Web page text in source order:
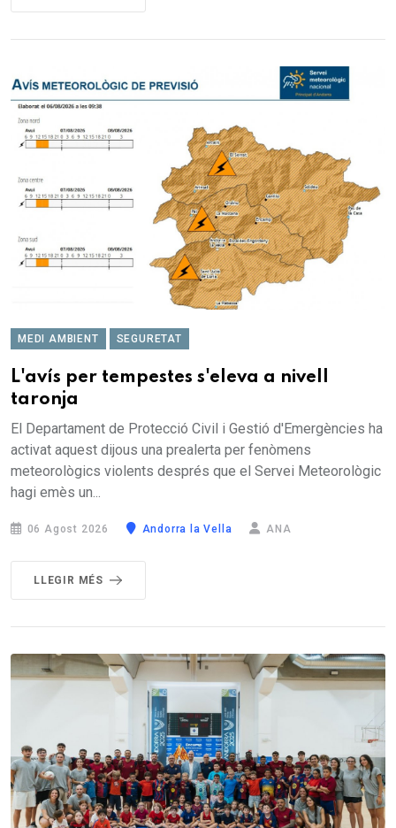
MEDI AMBIENT SEGURETAT
L'avís per tempestes s'eleva a nivell
taronja
El Departament de Protecció Civil i Gestió d'Emergències ha
activat aquest dijous una prealerta per fenòmens
meteorològics violents després que el Servei Meteorològic
hagi emès un...
06 Agost 2026 Andorra la Vella ANA
LLEGIR MÉS